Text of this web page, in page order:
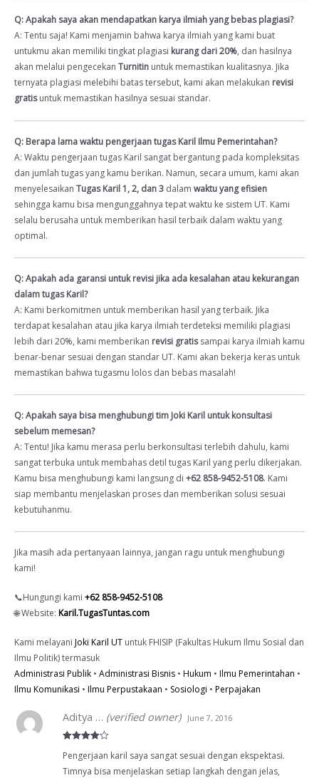
Q: Apakah saya akan mendapatkan karya ilmiah yang bebas plagiasi?
A: Tentu saja! Kami menjamin bahwa karya ilmiah yang kami buat
untukmu akan memiliki tingkat plagiasi kurang dari 20%, dan hasilnya
akan melalui pengecekan Turnitin untuk memastikan kualitasnya. Jika
ternyata plagiasi melebihi batas tersebut, kami akan melakukan revisi
gratisuntuk memastikan hasilnya sesuai standar.
Q: Berapa lama waktu pengerjaan tugas Karil Ilmu Pemerintahan?
A: Waktu pengerjaan tugas Karil sangat bergantung pada kompleksitas
dan jumlah tugas yang kamu berikan. Namun, secara umum, kami akan
menyelesaikan Tugas Karil 1, 2, dan 3 dalam waktu yang efisien
sehingga kamu bisa mengunggahnya tepat waktu ke sistem UT. Kami
selalu berusaha untuk memberikan hasil terbaik dalam waktu yang
optimal.
Q: Apakah ada garansi untuk revisi jika ada kesalahan atau kekurangan
dalam tugas Karil?
A: Kami berkomitmen untuk memberikan hasil yang terbaik. Jika
terdapat kesalahan atau jika karya ilmiah terdeteksi memiliki plagiasi
lebih dari 20%, kami memberikan revisi gratissampai karya ilmiah kamu
benar-benar sesuai dengan standar UT. Kami akan bekerja keras untuk
memastikan bahwa tugasmu lolos dan bebas masalah!
Q: Apakah saya bisa menghubungi tim Joki Karil untuk konsultasi
sebelum memesan?
A: Tentu! Jika kamu merasa perlu berkonsultasi terlebih dahulu, kami
sangat terbuka untuk membahas detil tugas Karil yang perlu dikerjakan.
Kamu bisa menghubungi kami langsung di +62 858-9452-5108. Kami
siap membantu menjelaskan proses dan memberikan solusi sesuai
kebutuhanmu.
Jika masih ada pertanyaan lainnya, jangan ragu untuk menghubungi
kami!
📞Hungungi kami +62 858-9452-5108
🌐 Website: Karil.TugasTuntas.com
Kami melayani Joki Karil UT untuk FHISIP (Fakultas Hukum Ilmu Sosial dan
Ilmu Politik) termasuk
Administrasi Publik • Administrasi Bisnis • Hukum • Ilmu Pemerintahan •
Ilmu Komunikasi • Ilmu Perpustakaan • Sosiologi • Perpajakan
out of 5
Aditya … (verified owner) June 7, 2016
Pengerjaan karil saya sangat sesuai dengan ekspektasi.
Timnya bisa menjelaskan setiap langkah dengan jelas,